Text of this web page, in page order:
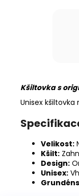
Kšiltovka s
Unisex
Velikost:
Kšilt:
Design:
Unisex: